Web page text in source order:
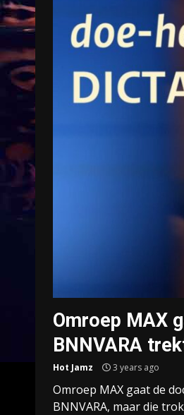
Omroep MAX
BNNVARA
Hot Jamz 3 years ago
Omroep MAX gaat de
BNNVARA, maar die
9